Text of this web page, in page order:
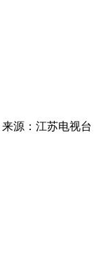
来源：江苏电视台